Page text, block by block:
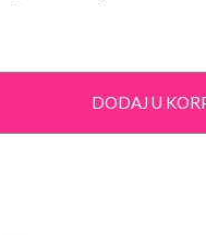
DODAJ U